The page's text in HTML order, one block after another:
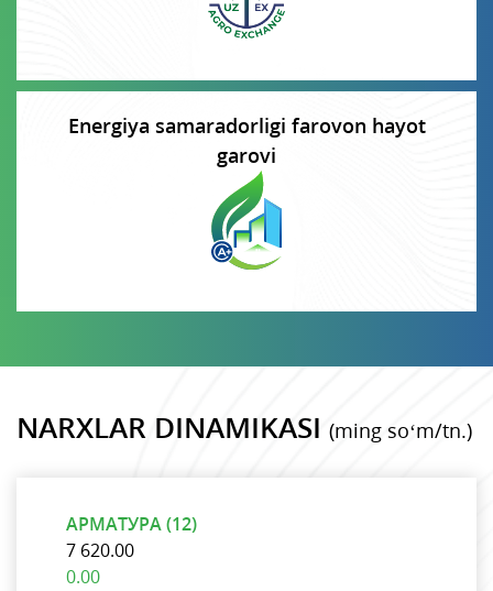
Energiya samaradorligi farovon hayot
garovi
NARXLAR DINAMIKASI (ming so‘m/tn.)
АРМАТУРА (12)
7 620.00
0.00